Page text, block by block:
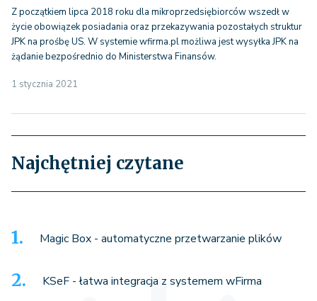
Z początkiem lipca 2018 roku dla mikroprzedsiębiorców wszedł w
życie obowiązek posiadania oraz przekazywania pozostałych struktur
JPK na prośbę US. W systemie wfirma.pl możliwa jest wysyłka JPK na
żądanie bezpośrednio do Ministerstwa Finansów.
1 stycznia 2021
Najchętniej czytane
Magic Box - automatyczne przetwarzanie plików
KSeF - łatwa integracja z systemem wFirma